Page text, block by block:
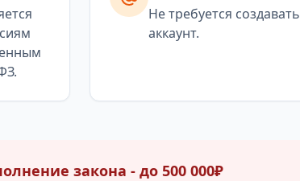
Не требуется создавать
аккаунт.
закона - до 500 000₽